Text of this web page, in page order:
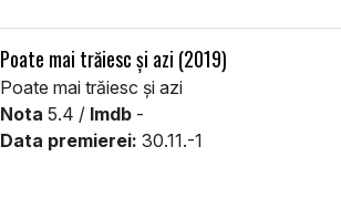
Poate mai trăiesc și azi (2019)
Poate mai trăiesc și azi
Nota 5.4 / Imdb -
Data premierei: 30.11.-1